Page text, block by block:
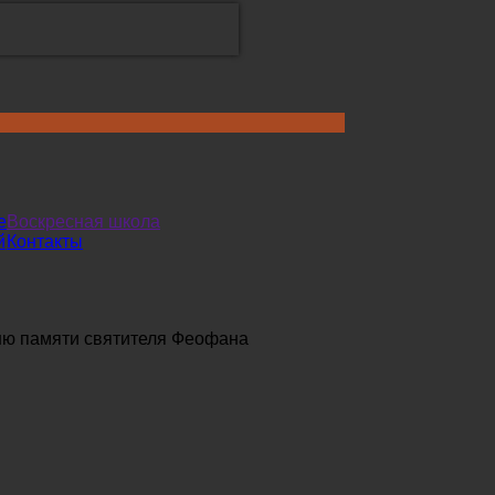
Воскресная школа
Контакты
памяти святителя Феофана